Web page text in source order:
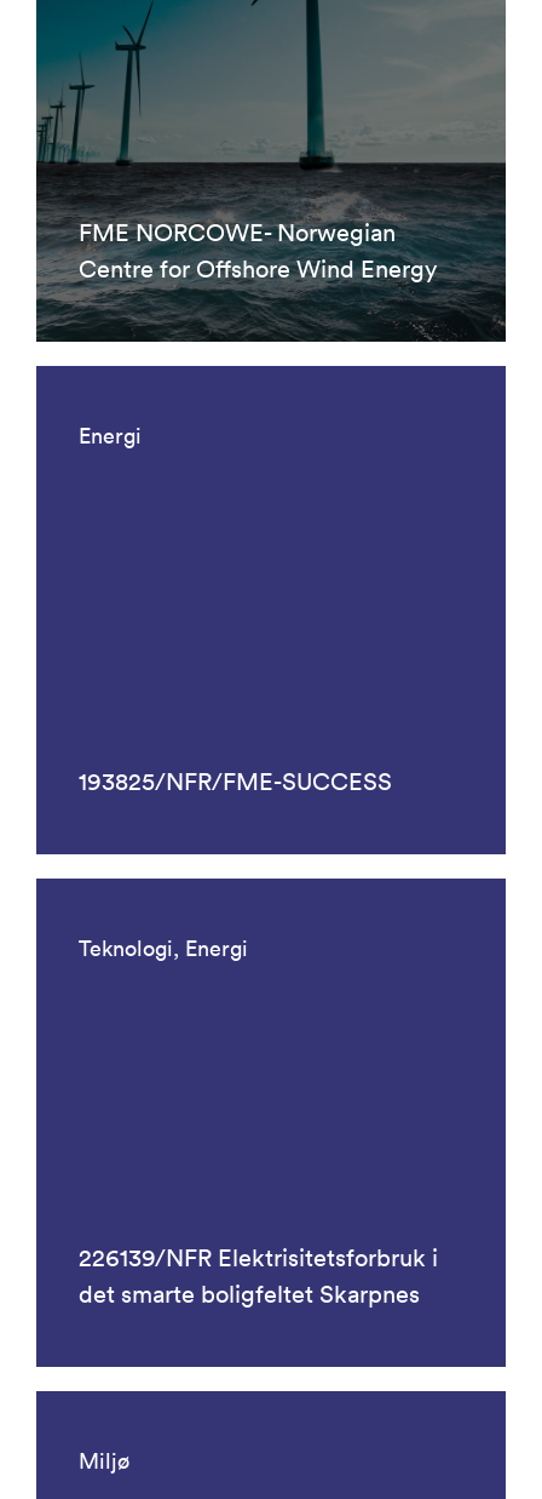
FME NORCOWE- Norwegian
Centre for Offshore Wind Energy
Energi
193825/NFR/FME-SUCCESS
Teknologi, Energi
226139/NFR Elektrisitetsforbruk i
det smarte boligfeltet Skarpnes
Miljø